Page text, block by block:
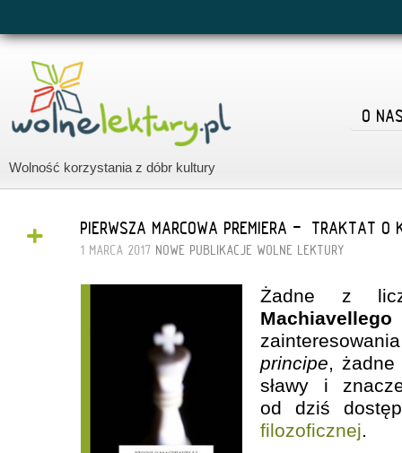
Wolność korzystania z dóbr kultury
O
+ PIERWSZA MARCOWA PREMIERA - „TRAKTAT O
1 MARCA 2017 NOWE PUBLIKACJE WOLNE LEKTURY
Żadne z
Machiavellego
principe, żadne
sławy i
od dziś
filozoficznej.